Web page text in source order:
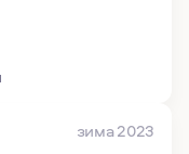
зима 2023